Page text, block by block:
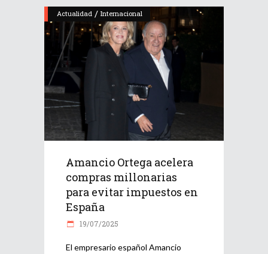
Actualidad / Internacional
Amancio Ortega acelera
compras millonarias
para evitar impuestos en
España
19/07/2025
El empresario español Amancio